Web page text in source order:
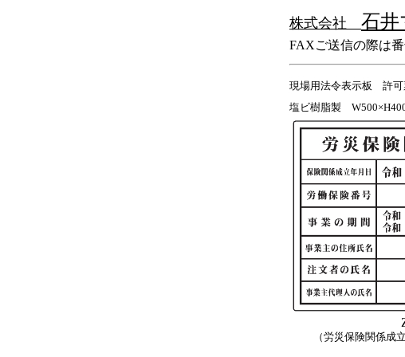
株式会社 石井
FAXご送信の際は
現場用法令表示板 許可
塩ビ樹脂製
（労災保険関係成立